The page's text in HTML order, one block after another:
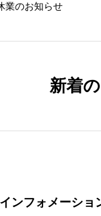
業のお知らせ
新着
ンフォメーショ